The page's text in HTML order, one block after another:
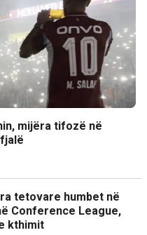
mijëra tifozë në
tetovare humbet në
Conference League,
kthimit